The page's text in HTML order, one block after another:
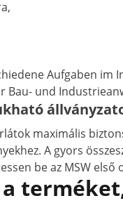
Aufgaben
Bau- und
maximális
A gyors
be az MSW